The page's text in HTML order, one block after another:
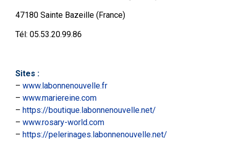
47180 Sainte Bazeille (France)
Tél: 05.53.20.99.86
Sites :
– www.labonnenouvelle.fr
– www.mariereine.com
– https://boutique.labonnenouvelle.net/
– www.rosary-world.com
– https://pelerinages.labonnenouvelle.net/